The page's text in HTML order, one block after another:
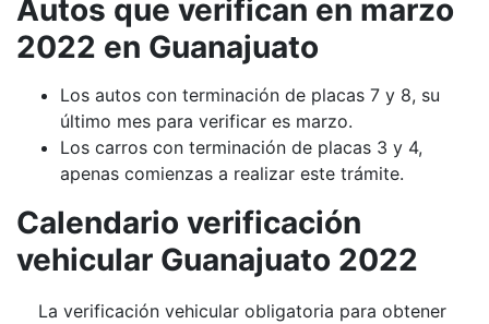
Autos que verifican en marzo
2022 en Guanajuato
Los autos con terminación de placas 7 y 8, su
último mes para verificar es marzo.
Los carros con terminación de placas 3 y 4,
apenas comienzas a realizar este trámite.
Calendario verificación
vehicular Guanajuato 2022
La verificación vehicular obligatoria para obtener